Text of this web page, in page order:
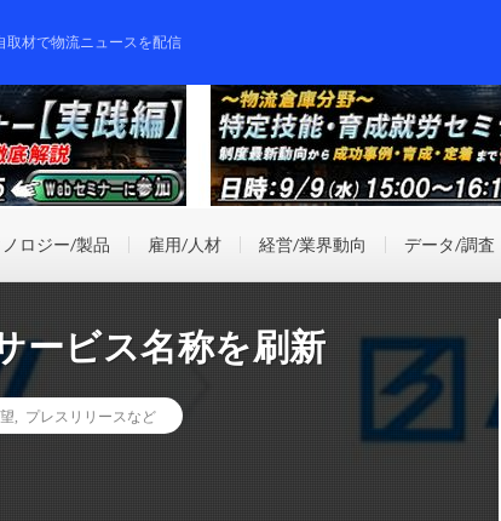
取材で物流ニュースを配信
ロジー/製品 雇用/人材 経営/業界動向 データ/調査
ービス名称を刷新
プレスリリースなど